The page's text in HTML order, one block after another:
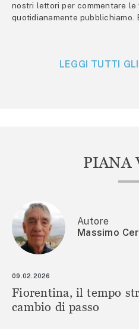
nostri lettori per commentare le
quotidianamente pubblichiamo.
LEGGI TUTTI
PIANA
Autore
Massimo
09.02.2026
Fiorentina, il tempo
cambio di passo